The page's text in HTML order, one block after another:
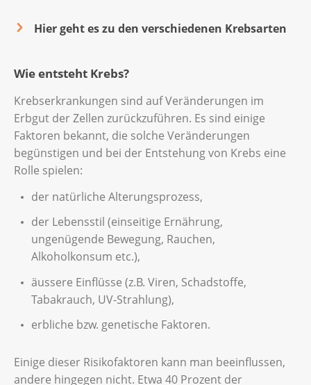
Hier geht es zu den verschiedenen Krebsarten
Wie entsteht Krebs?
Krebserkrankungen sind auf Veränderungen im
Erbgut der Zellen zurückzuführen. Es sind einige
Faktoren bekannt, die solche Veränderungen
begünstigen und bei der Entstehung von Krebs eine
Rolle spielen:
der natürliche Alterungsprozess,
der Lebensstil (einseitige Ernährung,
ungenügende Bewegung, Rauchen,
Alkoholkonsum etc.),
äussere Einflüsse (z.B. Viren, Schadstoffe,
Tabakrauch, UV-Strahlung),
erbliche bzw. genetische Faktoren.
Einige dieser Risikofaktoren kann man beeinflussen,
andere hingegen nicht. Etwa 40 Prozent der